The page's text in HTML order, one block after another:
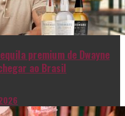
premium de Dwayne
ao Brasil